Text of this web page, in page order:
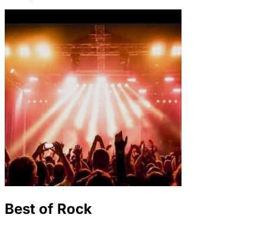
Best of Rock